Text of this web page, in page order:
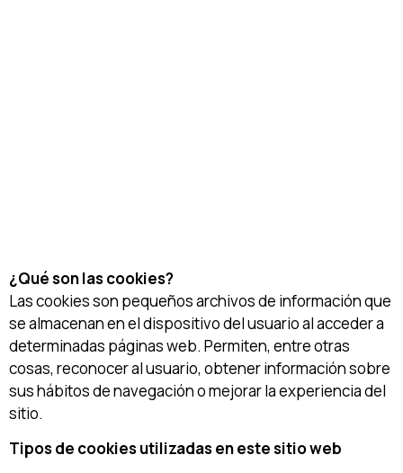
¿Qué son las cookies?
Las cookies son pequeños archivos de información que
se almacenan en el dispositivo del usuario al acceder a
determinadas páginas web. Permiten, entre otras
cosas, reconocer al usuario, obtener información sobre
sus hábitos de navegación o mejorar la experiencia del
sitio.
Tipos de cookies utilizadas en este sitio web